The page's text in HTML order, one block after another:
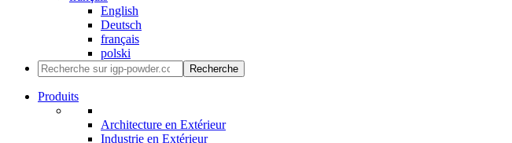
English
Deutsch
français
polski
Recherche
Produits
Architecture en Extérieur
Industrie en Extérieur